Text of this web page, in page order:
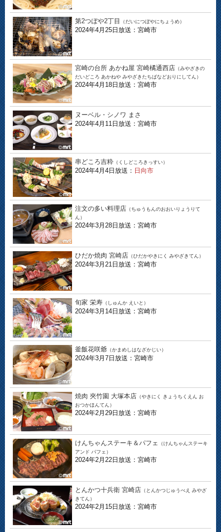
第2つぼや2丁目 （だいにつぼやにちょうめ）
2024年4月25日放送：宮崎市
宮崎の台所 あかね屋 宮崎橘通西店 （みやざきの
だいどころ あかねや みやざきたちばなどおりにしてん）
2024年4月18日放送：宮崎市
ヌーベル・シノワ まさ
2024年4月11日放送：宮崎市
串どころ吉粋 （くしどころきっすい）
2024年4月4日放送： 日向市
注文の多い料理店 （ちゅうもんのおおいりょうりて
ん）
2024年3月28日放送：宮崎市
ひだか焼肉 宮崎店 （ひだかやきにく みやざきてん）
2024年3月21日放送：宮崎市
旬家 栄寿 （しゅんか えいと）
2024年3月14日放送：宮崎市
釜飯花咲爺 （かまめしはなざかじい）
2024年3月7日放送：宮崎市
焼肉 夾竹園 大塚本店 （やきにく きょうちくえん お
おつかほんてん）
2024年2月29日放送：宮崎市
けんちゃんステーキ＆パフェ
（けんちゃんステーキ
アンド パフェ）
2024年2月22日放送：宮崎市
とんかつ十兵衛 宮崎店 （とんかつじゅうべえ みやざ
きてん）
2024年2月15日放送：宮崎市